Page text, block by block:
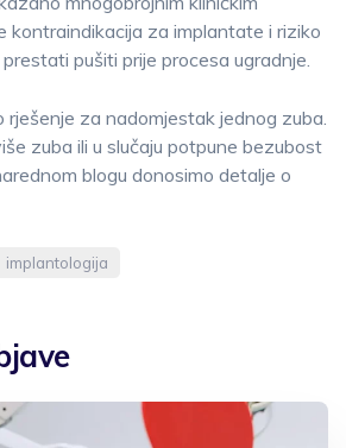
kontraindikacija za implantate i riziko
pušiti prije procesa ugradnje.
rješenje za nadomjestak jednog zuba.
zuba ili u slučaju potpune bezubost
blogu donosimo detalje o
implantologija